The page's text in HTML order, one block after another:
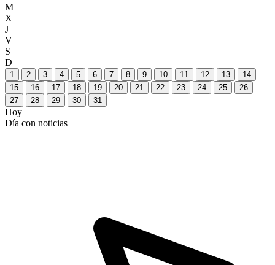
M
X
J
V
S
D
1 2 3 4 5 6 7 8 9 10 11 12 13
14
15
16 17 18 19 20 21 22 23 24 25
26
27
28 29 30 31
Hoy
Día con noticias